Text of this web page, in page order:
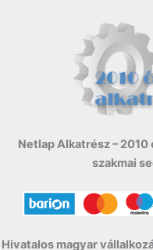
Netlap Alkatrész –
szakmai
Hivatalos magyar